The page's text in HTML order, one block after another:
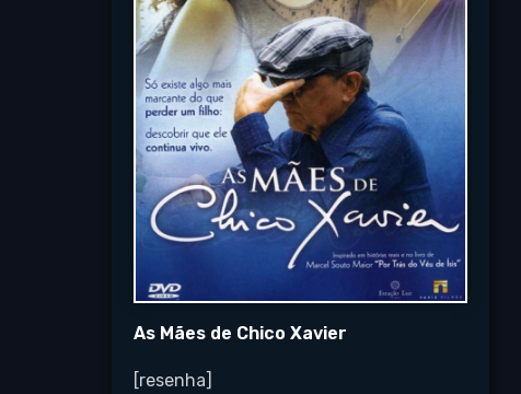
As Mães de Chico Xavier
[resenha]